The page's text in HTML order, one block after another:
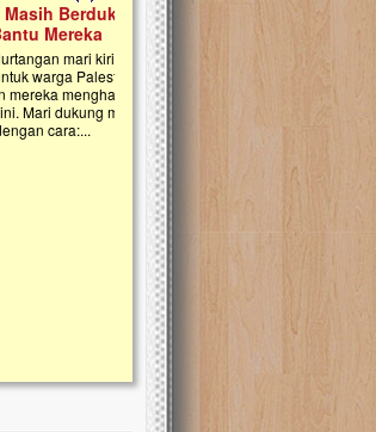
Ulurkan
dukungan
di Gaza demi
situasi
dengan
Open Donasi Wakaf
Rumah Qur'an & TK Islam
Najjah di Jonggol
Saat ini, Ulurtangan bersama Yayasan
Najjahtul Islam Jonggol sedang merintis
pembangunan Rumah Qur’an dan
kanak Islam Terpadu (TKIT) An Najjah
Gedung Majelis Taklim di Jonggol,...